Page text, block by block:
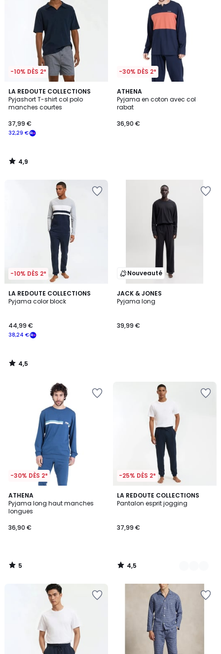
-10% DÈS 2*
LA REDOUTE COLLECTIONS
Pyjashort T-shirt col polo
manches courtes
32,29 €
37,99 €
4,9
/ 5
4,9
/
-30% DÈS 2*
ATHENA
Pyjama en coton avec col
rabat
36,90 €
-10% DÈS 2*
LA REDOUTE COLLECTIONS
Pyjama color block
38,24 €
44,99 €
4,5
/ 5
4,5
/
Nouveauté
JACK & JONES
Pyjama long
39,99 €
-30% DÈS 2*
ATHENA
Pyjama long haut manches
longues
36,90 €
5
/
5
5
/
-25% DÈS 2*
LA REDOUTE COLLECTIONS
Pantalon esprit jogging
37,99 €
4,5
/ 5
2
Couleurs
4,5
/